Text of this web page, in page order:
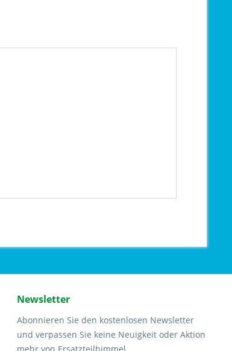
Newsletter
Abonnieren Sie den kostenlosen Newsletter
und verpassen Sie keine Neuigkeit oder Aktion